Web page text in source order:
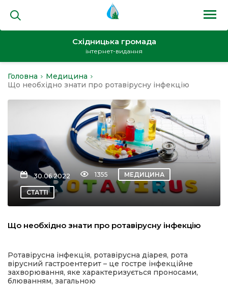
Східницька громада
інтернет-видання
Головна
Медицина
Що необхідно знати про ротавірусну інфекцію
30.06.2022 1355 МЕДИЦИНА
СТАТТІ
Що необхідно знати про ротавірусну інфекцію
Ротавірусна інфекція, ротавірусна діарея, рота
вірусний гастроентерит – це гостре інфекційне
захворювання, яке характеризується проносами,
блюванням, загальною